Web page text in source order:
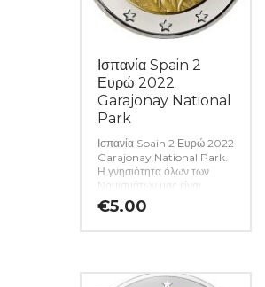
Ισπανία Spain 2
Ευρώ 2022
Garajonay National
Park
Ισπανία Spain 2 Ευρώ 2022
Garajonay National Park.
Η γνησιότητα όλων των
Νομισμάτων μας είναι
εγγυημένη εφ όρου ζωής
ενώ τυχόν ιδιαιτερότητες –
€5.00